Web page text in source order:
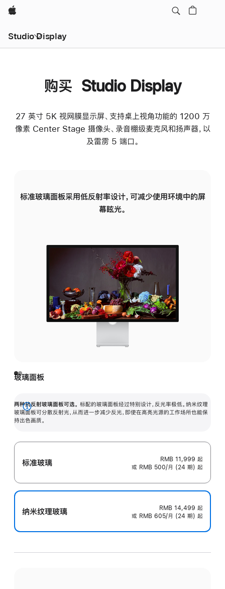
Apple
Studio Display
购买 Studio Display
27 英寸 5K 视网膜显示屏、支持桌上视角功能的 1200 万
像素 Center Stage 摄像头、录音棚级麦克风和扬声器，以
及雷雳 5 端口。
标准玻璃面板采用低反射率设计，可减少使用环境中的屏
幕眩光。
玻璃面板
两种抗反射玻璃面板可选。 标配的玻璃面板经过特别设计，反光率极低。纳米纹理
玻璃面板可分散反射光，从而进一步减少反光，即使在高亮光源的工作场所也能保
持出色画质。
展
开
标准玻璃 RMB 11,999 起
或 RMB 500/月 (24 期) 起
纳米纹理玻璃 RMB 14,499 起
或 RMB 605/月 (24 期) 起